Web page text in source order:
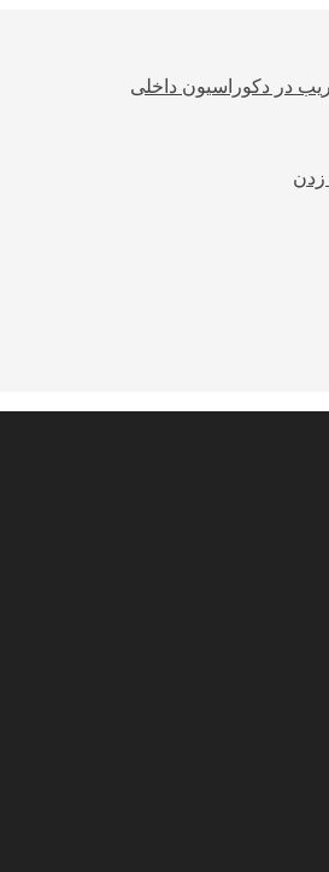
در دکوراسیون داخلی
زدن